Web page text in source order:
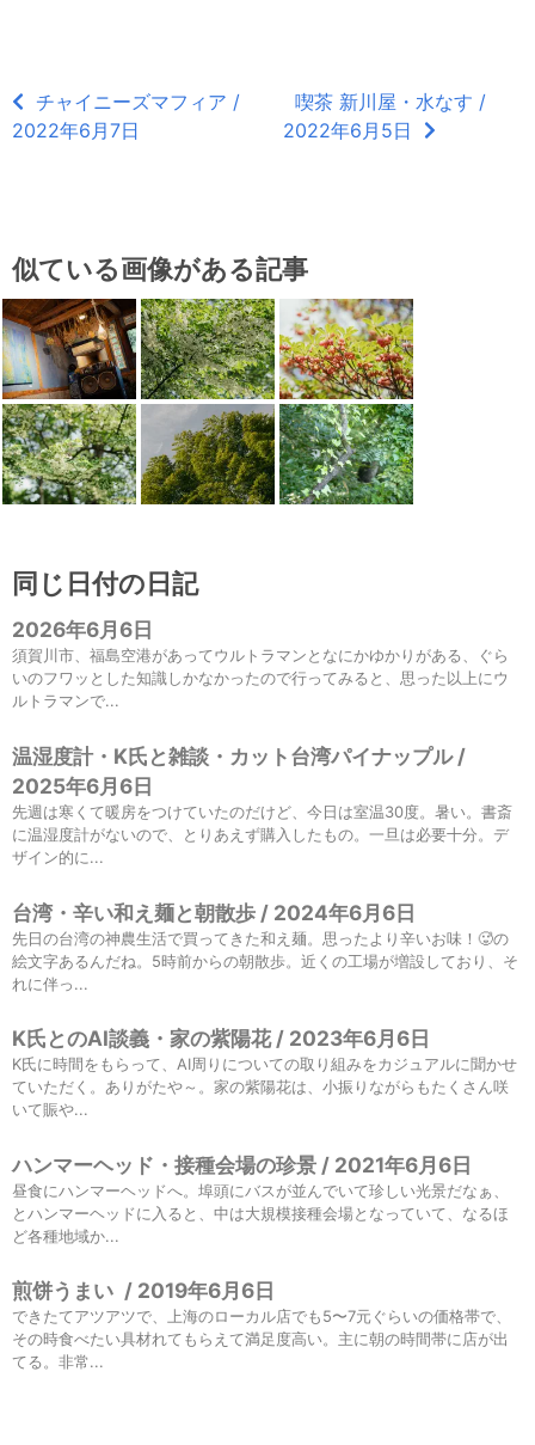
チャイニーズマフィア /
2022年6月7日
喫茶 新川屋・水なす /
2022年6月5日
似ている画像がある記事
同じ日付の日記
2026年6月6日
須賀川市、福島空港があってウルトラマンとなにかゆかりがある、ぐら
いのフワッとした知識しかなかったので行ってみると、思った以上にウ
ルトラマンで...
温湿度計・K氏と雑談・カット台湾パイナップル /
2025年6月6日
先週は寒くて暖房をつけていたのだけど、今日は室温30度。暑い。書斎
に温湿度計がないので、とりあえず購入したもの。一旦は必要十分。デ
ザイン的に...
台湾・辛い和え麺と朝散歩 / 2024年6月6日
先日の台湾の神農生活で買ってきた和え麺。思ったより辛いお味！🥵の
絵文字あるんだね。5時前からの朝散歩。近くの工場が増設しており、そ
れに伴っ...
K氏とのAI談義・家の紫陽花 / 2023年6月6日
K氏に時間をもらって、AI周りについての取り組みをカジュアルに聞かせ
ていただく。ありがたや～。家の紫陽花は、小振りながらもたくさん咲
いて賑や...
ハンマーヘッド・接種会場の珍景 / 2021年6月6日
昼食にハンマーヘッドへ。埠頭にバスが並んでいて珍しい光景だなぁ、
とハンマーヘッドに入ると、中は大規模接種会場となっていて、なるほ
ど各種地域か...
煎饼うまい / 2019年6月6日
できたてアツアツで、上海のローカル店でも5〜7元ぐらいの価格帯で、
その時食べたい具材れてもらえて満足度高い。主に朝の時間帯に店が出
てる。非常...